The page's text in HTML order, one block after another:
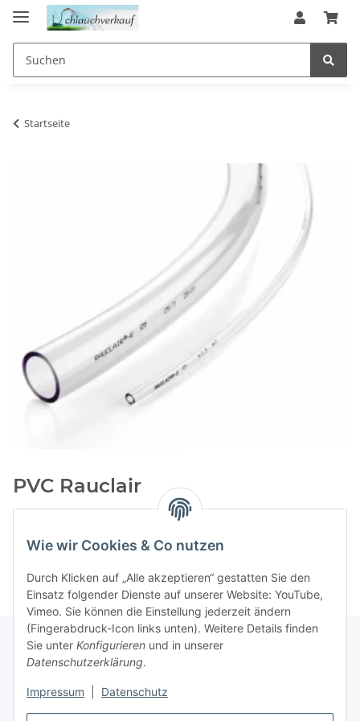
Wie wir Cookies & Co nutzen
Durch Klicken auf „Alle akzeptieren“ gestatten Sie den
Einsatz folgender Dienste auf unserer Website: YouTube,
Vimeo. Sie können die Einstellung jederzeit ändern
(Fingerabdruck-Icon links unten). Weitere Details finden
Sie unter Konfigurieren und in unserer
Datenschutzerklärung.
Impressum Datenschutz
Startseite
PVC Rauclair
Kategorien